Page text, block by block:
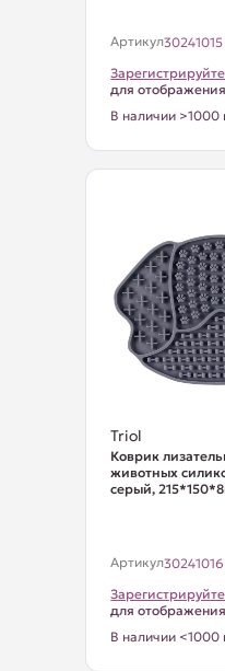
Артикул30241015
для
В наличии >1000
Triol
Коврик
животных
серый,
Артикул30241016
для
В наличии <1000